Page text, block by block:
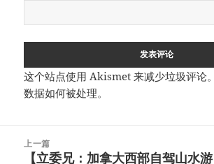
这个站点使用 Akismet 来减少垃圾评论。
数据如何被处理。
上一篇
上【立委兄：加拿大西部自驾山水游